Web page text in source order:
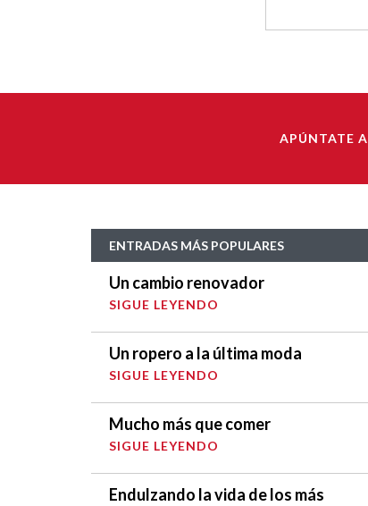
APÚNTATE
ENTRADAS MÁS POPULARES
Un cambio renovador
SIGUE LEYENDO
Un ropero a la última moda
SIGUE LEYENDO
Mucho más que comer
SIGUE LEYENDO
Endulzando la vida de los más